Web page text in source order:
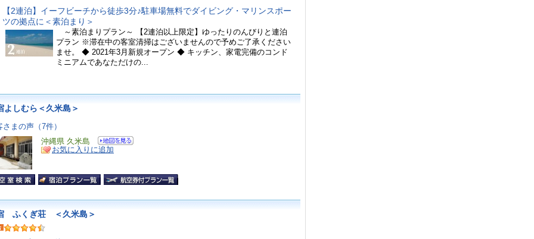
【2連泊】イーフビーチから徒歩3分♪駐車場無料でダイビング・マリンスポー
ツの拠点に＜素泊まり＞
～素泊まりプラン～ 【2連泊以上限定】ゆったりのんびりと連泊
プラン ※滞在中の客室清掃はございませんので予めご了承ください
ませ。 ◆ 2021年3月新規オープン ◆ キッチン、家電完備のコンド
ミニアムであなただけの...
よしむら＜久米島＞
さまの声（7件）
沖縄県 久米島
お気に入りに追加
ふくぎ荘 ＜久米島＞